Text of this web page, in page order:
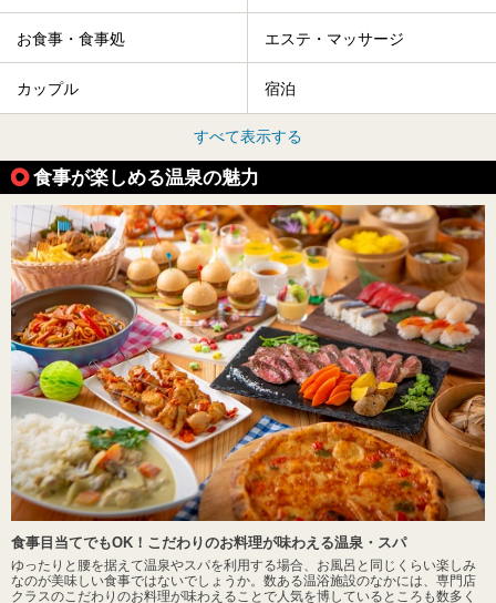
お食事・食事処 エステ・マッサージ
カップル 宿泊
すべて表示する
食事が楽しめる温泉の魅力
食事目当てでもOK！こだわりのお料理が味わえる温泉・スパ
ゆったりと腰を据えて温泉やスパを利用する場合、お風呂と同じくらい楽しみ
なのが美味しい食事ではないでしょうか。数ある温浴施設のなかには、専門店
クラスのこだわりのお料理が味わえることで人気を博しているところも数多く